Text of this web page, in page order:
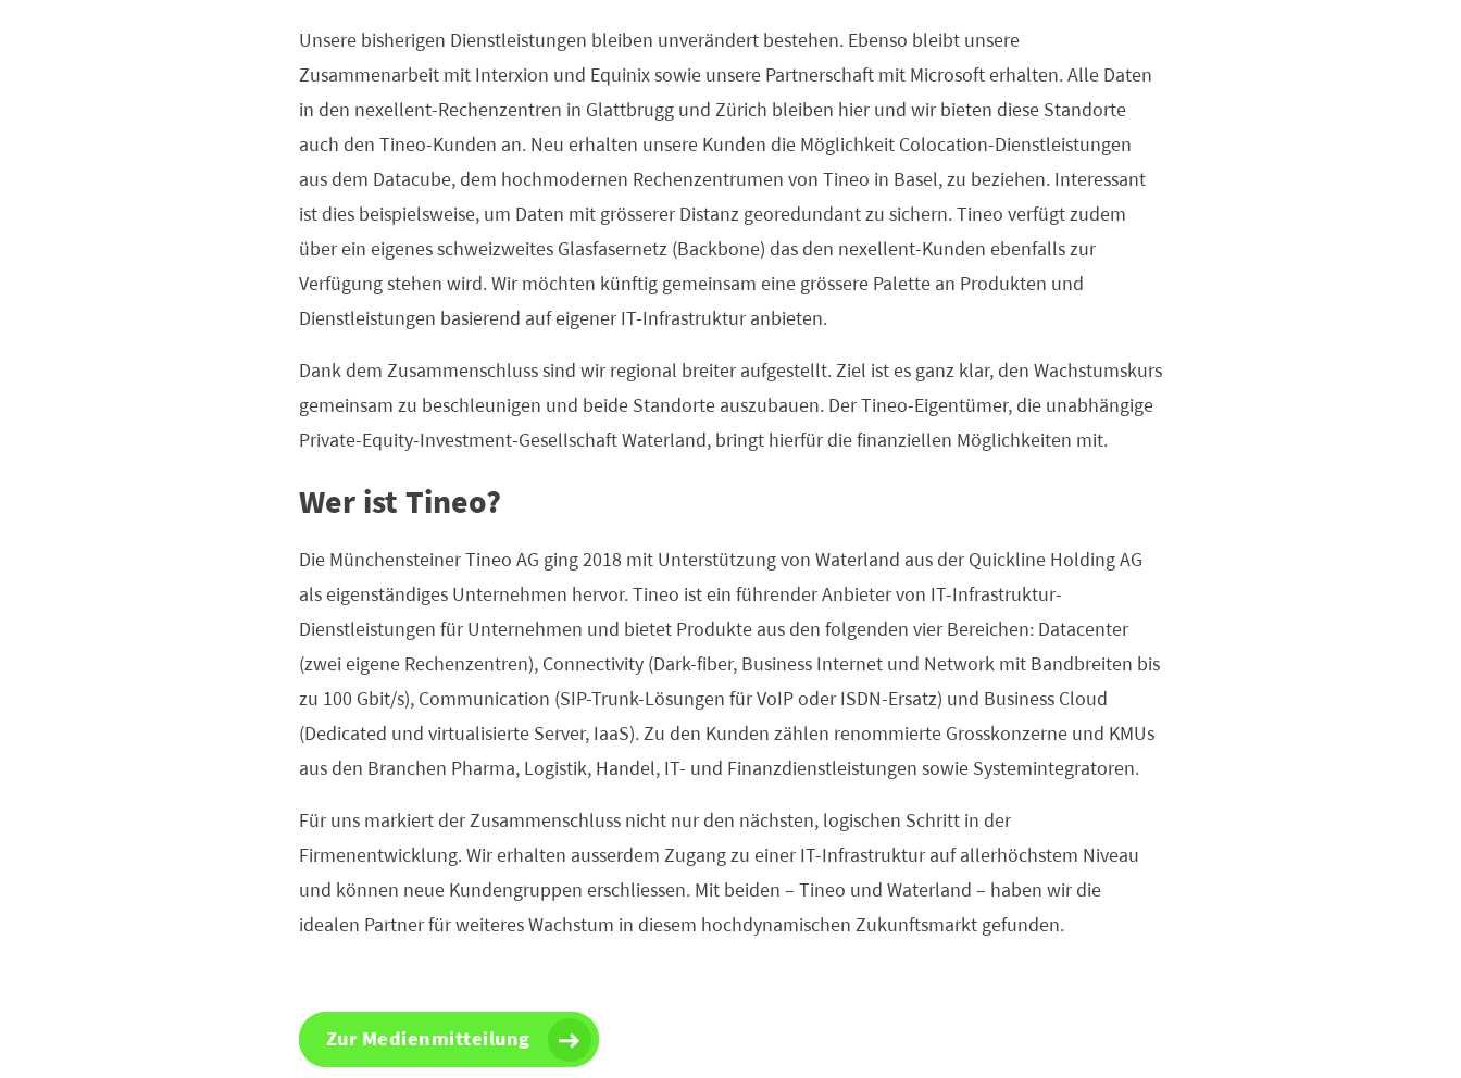
Unsere bisherigen Dienstleistungen bleiben unverändert bestehen. Ebenso bleibt unsere
Zusammenarbeit mit Interxion und Equinix sowie unsere Partnerschaft mit Microsoft erhalten. Alle Daten
in den nexellent-Rechenzentren in Glattbrugg und Zürich bleiben hier und wir bieten diese Standorte
auch den Tineo-Kunden an. Neu erhalten unsere Kunden die Möglichkeit Colocation-Dienstleistungen
aus dem Datacube, dem hochmodernen Rechenzentrumen von Tineo in Basel, zu beziehen. Interessant
ist dies beispielsweise, um Daten mit grösserer Distanz georedundant zu sichern. Tineo verfügt zudem
über ein eigenes schweizweites Glasfasernetz (Backbone) das den nexellent-Kunden ebenfalls zur
Verfügung stehen wird. Wir möchten künftig gemeinsam eine grössere Palette an Produkten und
Dienstleistungen basierend auf eigener IT-Infrastruktur anbieten.
Dank dem Zusammenschluss sind wir regional breiter aufgestellt. Ziel ist es ganz klar, den Wachstumskurs
gemeinsam zu beschleunigen und beide Standorte auszubauen. Der Tineo-Eigentümer, die unabhängige
Private-Equity-Investment-Gesellschaft Waterland, bringt hierfür die finanziellen Möglichkeiten mit.
Wer ist Tineo?
Die Münchensteiner Tineo AG ging 2018 mit Unterstützung von Waterland aus der Quickline Holding AG
als eigenständiges Unternehmen hervor. Tineo ist ein führender Anbieter von IT-Infrastruktur-
Dienstleistungen für Unternehmen und bietet Produkte aus den folgenden vier Bereichen: Datacenter
(zwei eigene Rechenzentren), Connectivity (Dark-fiber, Business Internet und Network mit Bandbreiten bis
zu 100 Gbit/s), Communication (SIP-Trunk-Lösungen für VoIP oder ISDN-Ersatz) und Business Cloud
(Dedicated und virtualisierte Server, IaaS). Zu den Kunden zählen renommierte Grosskonzerne und KMUs
aus den Branchen Pharma, Logistik, Handel, IT- und Finanzdienstleistungen sowie Systemintegratoren.
Für uns markiert der Zusammenschluss nicht nur den nächsten, logischen Schritt in der
Firmenentwicklung. Wir erhalten ausserdem Zugang zu einer IT-Infrastruktur auf allerhöchstem Niveau
und können neue Kundengruppen erschliessen. Mit beiden – Tineo und Waterland – haben wir die
idealen Partner für weiteres Wachstum in diesem hochdynamischen Zukunftsmarkt gefunden.
Zur Medienmitteilung